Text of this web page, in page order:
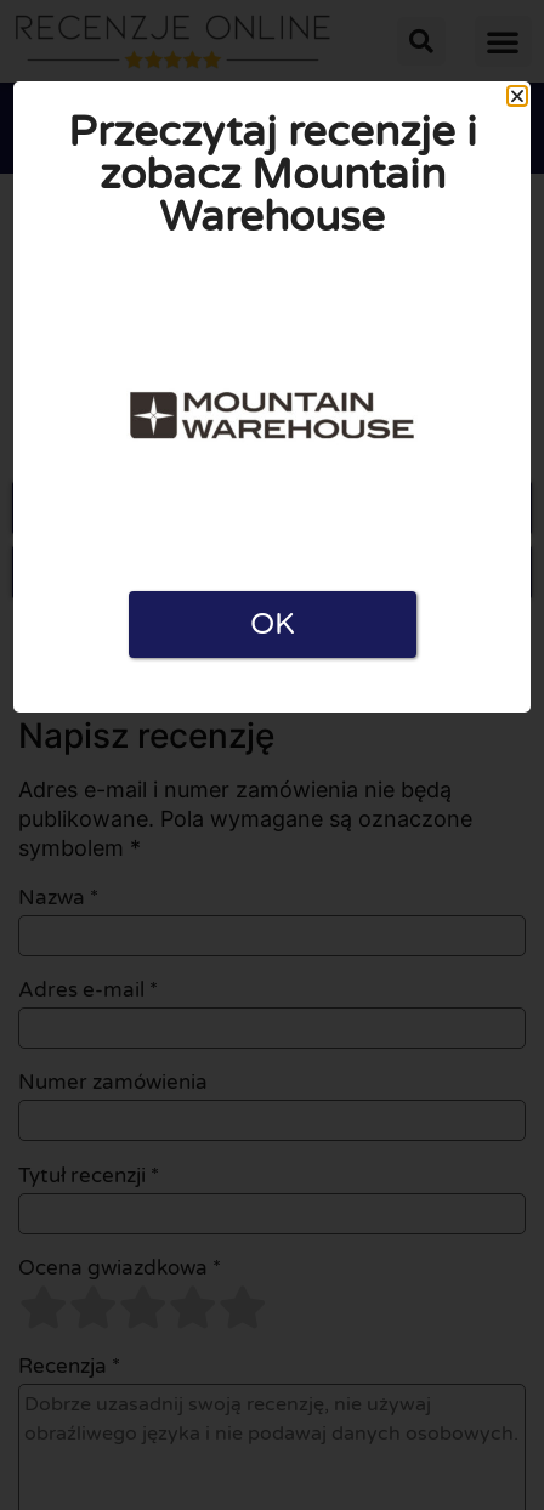

ŚREDNIA OCENA: 10/10
Wszystkie recenzje
Napisz recenzję
Adres e-mail i numer zamówienia nie będą
publikowane. Pola wymagane są oznaczone
symbolem *
Nazwa *
Adres e-mail *
Numer zamówienia
Tytuł recenzji *
Ocena gwiazdkowa *
Recenzja *
Przeczytaj recenzje i
zobacz Mountain
Warehouse
OK